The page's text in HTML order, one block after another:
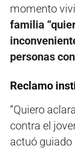
momento
familia
personas
Reclamo
“Quiero
contra el
actuó guiado